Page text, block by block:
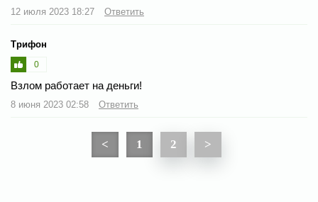
12 июля 2023 18:27 Ответить
Трифон
0
Взлом работает на деньги!
8 июня 2023 02:58 Ответить
< 1 2 >